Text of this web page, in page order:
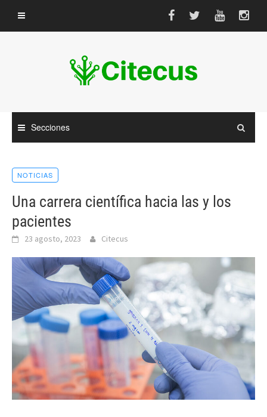
contenido
Secciones
NOTICIAS
Una carrera científica hacia las y los
pacientes
23 agosto, 2023 Citecus